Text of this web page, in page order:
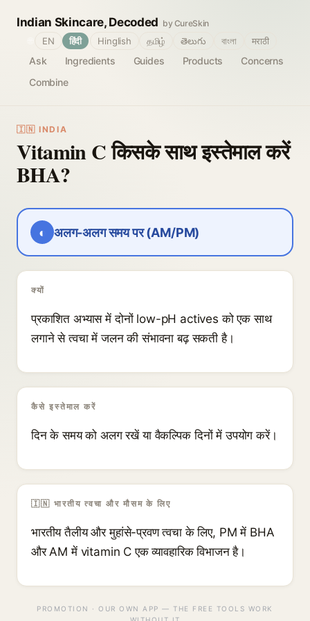
Indian Skincare, Decoded by CureSkin
Ask Ingredients Guides Products
Concerns
Combine
EN हिंदी Hinglish தமிழ் తెలుగు বাংলা मराठी
🇮🇳 INDIA
Vitamin C किसके साथ इस्तेमाल करें
BHA?
◐ अलग-अलग समय पर (AM/PM)
क्यों
प्रकाशित अभ्यास में दोनों low-pH actives को एक साथ
लगाने से त्वचा में जलन की संभावना बढ़ सकती है।
कैसे इस्तेमाल करें
दिन के समय को अलग रखें या वैकल्पिक दिनों में उपयोग करें।
🇮🇳 भारतीय त्वचा और मौसम के लिए
भारतीय तैलीय और मुहांसे-प्रवण त्वचा के लिए, PM में BHA
और AM में vitamin C एक व्यावहारिक विभाजन है।
PROMOTION · OUR OWN APP — THE FREE TOOLS WORK